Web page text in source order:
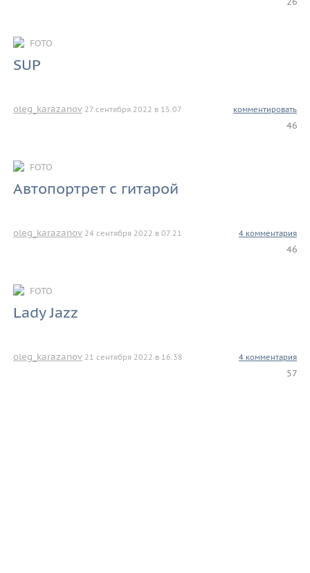
FOTO
SUP
oleg_karazanov 27 сентября 2022 в 15.07 комментировать
46
FOTO
Автопортрет с гитарой
oleg_karazanov 24 сентября 2022 в 07.21 4 комментария
46
FOTO
Lady Jazz
oleg_karazanov 21 сентября 2022 в 16.38 4 комментария
57